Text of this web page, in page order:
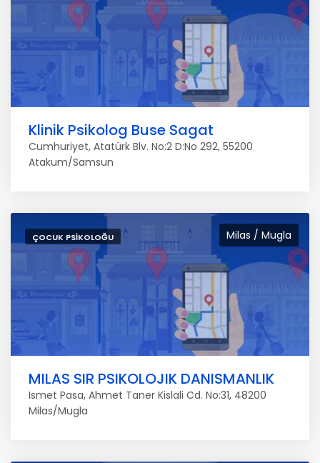
Klinik Psikolog Buse Sagat
Cumhuriyet, Atatürk Blv. No:2 D:No 292, 55200
Atakum/Samsun
Milas / Mugla
ÇOCUK PSIKOLOĞU
MILAS SIR PSIKOLOJIK DANISMANLIK
Ismet Pasa, Ahmet Taner Kislali Cd. No:31, 48200
Milas/Mugla